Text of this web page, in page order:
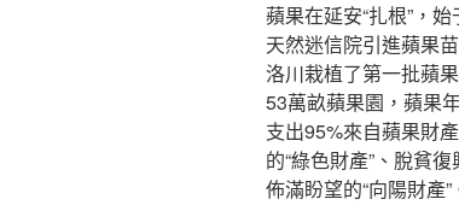
蘋果在延安“扎根”，
天然迷信院引進蘋果
洛川栽植了第一批蘋
53萬畝蘋果園，蘋果
支出95%來自蘋果財
的“綠色財產”、脫貧
佈滿盼望的“向陽財產”